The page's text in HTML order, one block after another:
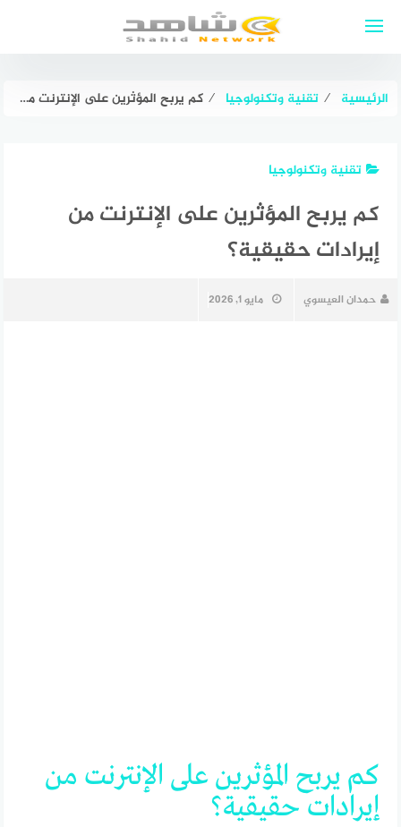
الرئيسية ⁄ تقنية وتكنولوجيا ⁄ كم يربح المؤثرين على الإنترنت من إيرادات حقيقية؟
تقنية وتكنولوجيا
كم يربح المؤثرين على الإنترنت من
إيرادات حقيقية؟
حمدان العيسوي مايو 1, 2026
كم يربح المؤثرين على الإنترنت من
إيرادات حقيقية؟